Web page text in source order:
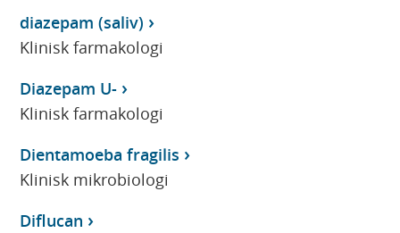
diazepam (saliv)
Klinisk farmakologi
Diazepam U-
Klinisk farmakologi
Dientamoeba fragilis
Klinisk mikrobiologi
Diflucan